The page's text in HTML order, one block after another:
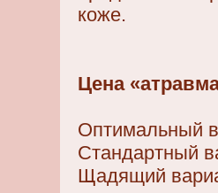
коже.
Цена
Оптимальный
Стандартный
Щадящий